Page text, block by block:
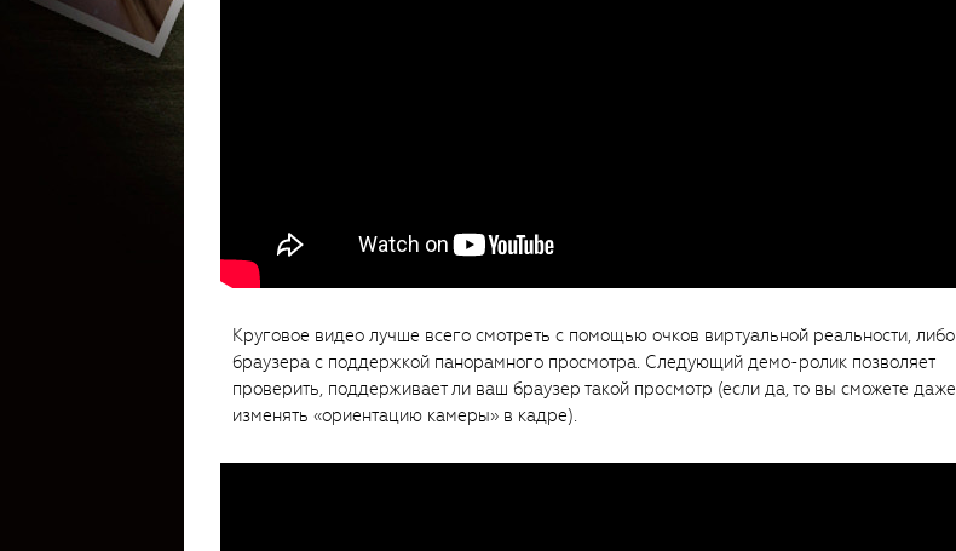
Круговое видео лучше всего смотреть с помощью очков виртуальной реальности, либо
браузера с поддержкой панорамного просмотра. Следующий демо-ролик позволяет
проверить, поддерживает ли ваш браузер такой просмотр (если да, то вы сможете даже
изменять «ориентацию камеры» в кадре).